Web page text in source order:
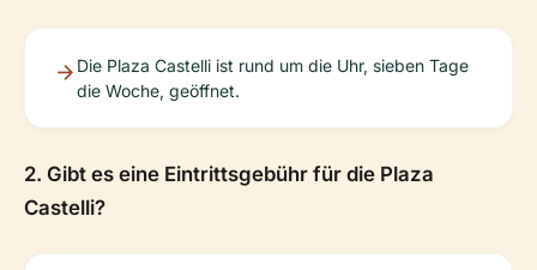
Die Plaza Castelli ist rund um die Uhr, sieben Tage
die Woche, geöffnet.
2. Gibt es eine Eintrittsgebühr für die Plaza
Castelli?